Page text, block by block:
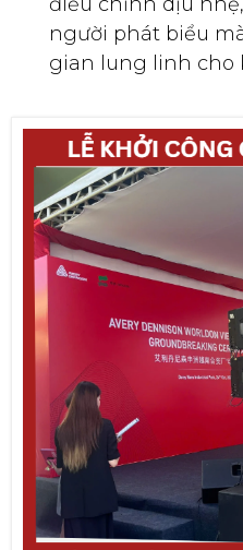
người phát biểu
gian lung linh cho